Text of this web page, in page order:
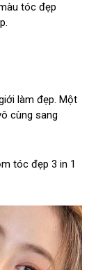
tóc đẹp
làm đẹp. Một
cùng sang
tóc đẹp 3 in 1